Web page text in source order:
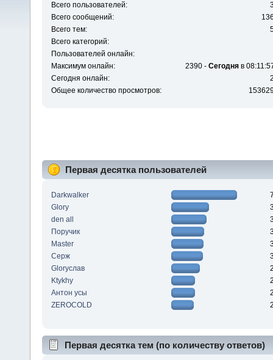
Всего пользователей:
Всего сообщений:
Всего тем:
Всего категорий:
Пользователей онлайн:
Максимум онлайн:
2390 - Сегодняв
Сегодня онлайн:
Общее количество просмотров:
Первая десятка пользователей
Darkwalker
Glory
den all
Поручик
Master
Серж
Gloryслав
Ktykhy
Антон усы
ZEROCOLD
Первая десятка тем (по количеству ответов)